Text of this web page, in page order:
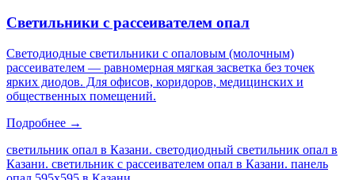
Светильники с рассеивателем опал
Светодиодные светильники с опаловым (молочным)
рассеивателем — равномерная мягкая засветка без точек
ярких диодов. Для офисов, коридоров, медицинских и
общественных помещений.
Подробнее →
светильник опал в Казани. светодиодный светильник опал в
Казани. светильник с рассеивателем опал в Казани. панель